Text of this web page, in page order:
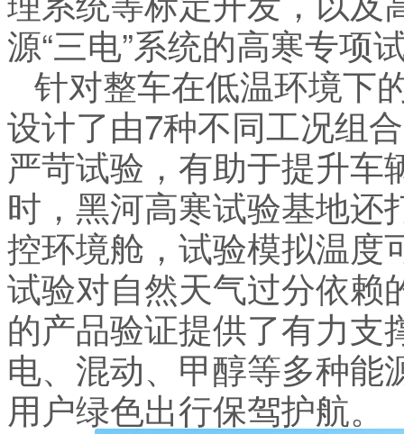
源“三电”系统的高寒专项
针对整车在低温环境下
设计了由7种不同工况组
严苛试验，有助于提升
时，黑河高寒试验基地还
控环境舱，试验模拟温
试验对自然天气过分依赖
的产品验证提供了有力支
电、混动、甲醇等多种能
用户绿色出行保驾护航。